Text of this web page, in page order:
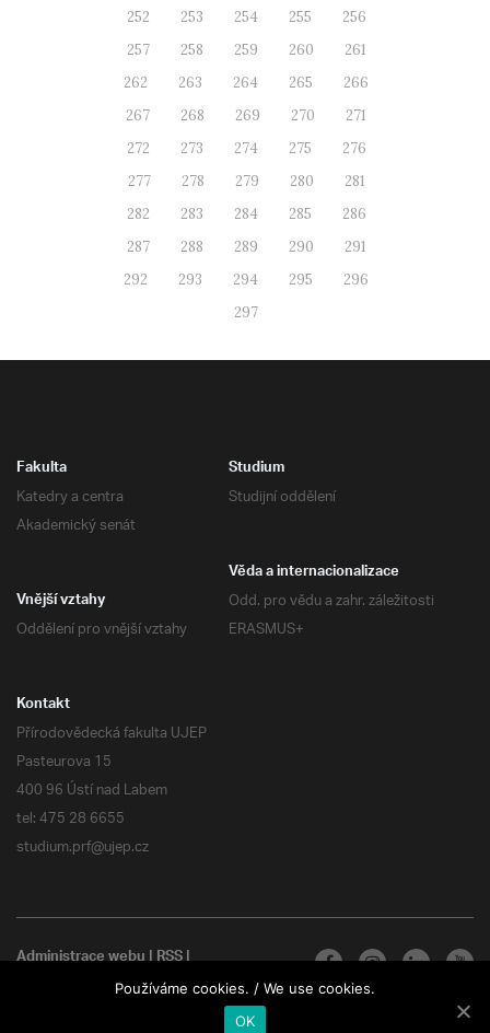
252
253 254 255
256
257
258 259 260
261
262
263 264 265
266
267
268 269 270
271
272
273 274 275
276
277
278 279 280
281
282
283 284 285
286
287
288 289 290
291
292
293 294 295
296
297
Fakulta
Katedry a centra
Akademický senát
Studium
Studijní oddělení
Věda a internacionalizace
Odd. pro vědu a zahr. záležitosti
ERASMUS+
Vnější vztahy
Oddělení pro vnější vztahy
Kontakt
Přírodovědecká fakulta UJEP
Pasteurova 15
400 96 Ústí nad Labem
tel: 475 28 6655
studium.prf@ujep.cz
Administrace webu|RSS|
Všechna práva vyhrazenaPoužíváme cookies. / We use cookies.
OK